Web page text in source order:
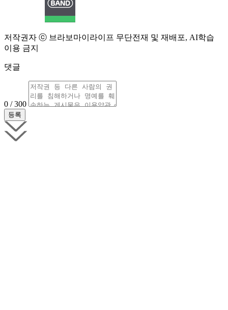
저작권자 ⓒ 브라보마이라이프 무단전재 및 재배포, AI학습
이용 금지
댓글
0 / 300